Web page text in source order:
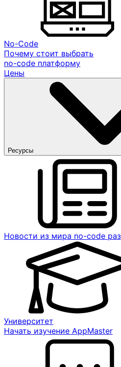
No-Code
Почему стоит выбрать
no-code платформу
Цены
Ресурсы
Новости из мира no-code
Университет
Начать изучение AppMaster